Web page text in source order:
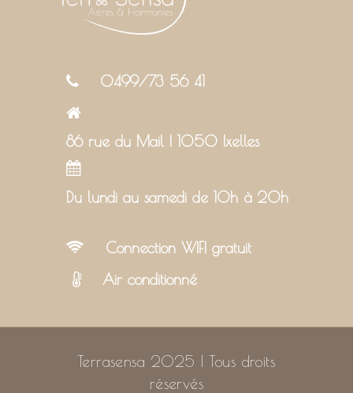
0499/73 56 41
86 rue du Mail | 1050 Ixelles
Du lundi au samedi de 10h à 20h
Connection WIFI gratuit
Air conditionné
Terrasensa 2025 | Tous droits
réservés